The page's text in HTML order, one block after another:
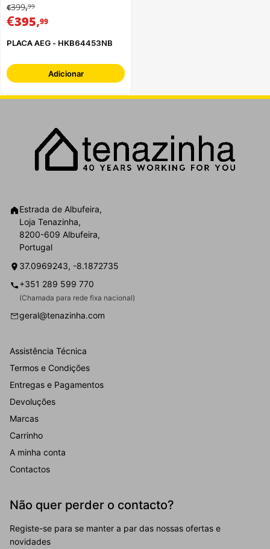
€399,99
€395,99
PLACA AEG - HKB64453NB
Adicionar
Estrada de Albufeira,
Loja Tenazinha,
8200-609 Albufeira,
Portugal
37.0969243, -8.1872735
+351 289 599 770
(Chamada para rede fixa nacional)
geral@tenazinha.com
Assistência Técnica
Termos e Condições
Entregas e Pagamentos
Devoluções
Marcas
Carrinho
A minha conta
Contactos
Não quer perder o contacto?
Registe-se para se manter a par das nossas ofertas e
novidades